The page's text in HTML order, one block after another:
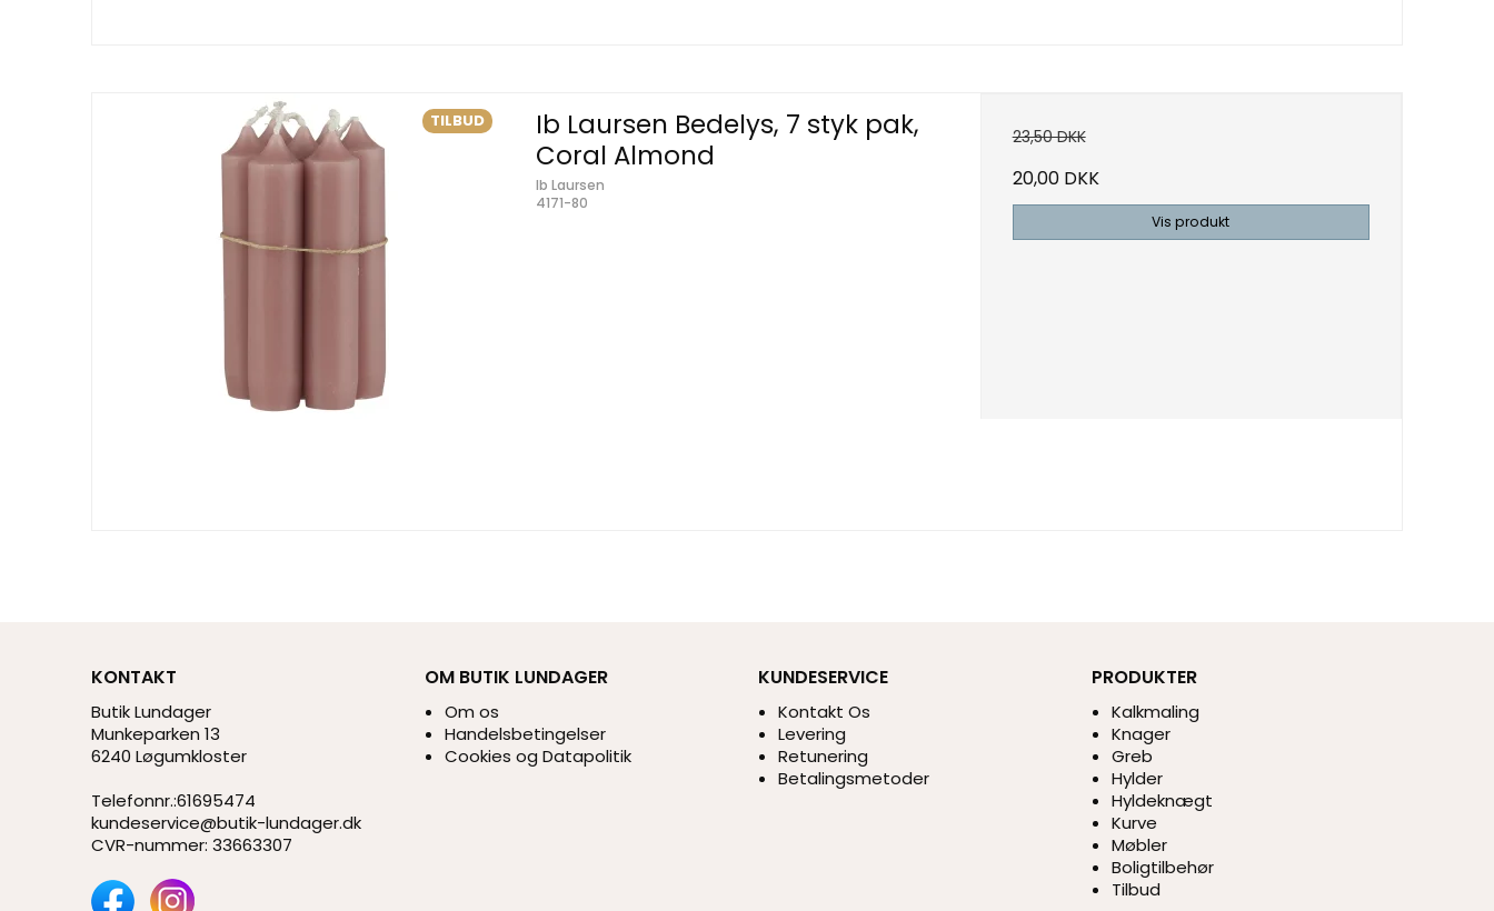
TILBUD
Ib Laursen Bedelys, 7 styk pak,
Coral Almond
Ib Laursen
4171-80
23,50 DKK
20,00 DKK
Vis produkt
KONTAKT
Butik Lundager
Munkeparken 13
6240 Løgumkloster
Telefonnr.:61695474
kundeservice@butik-lundager.dk
CVR-nummer: 33663307
OM BUTIK LUNDAGER
Om os
Handelsbetingelser
Cookies og Datapolitik
KUNDESERVICE
Kontakt Os
Levering
Retunering
Betalingsmetoder
PRODUKTER
Kalkmaling
Knager
Greb
Hylder
Hyldeknægt
Kurve
Møbler
Boligtilbehør
Tilbud